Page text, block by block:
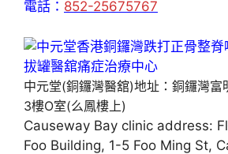
電話： 852-25675767
中元堂(銅鑼灣醫舘)地址：銅鑼灣富
3樓O室(么鳳樓上)
Causeway Bay clinic address:
Foo Building, 1-5 Foo Ming St,